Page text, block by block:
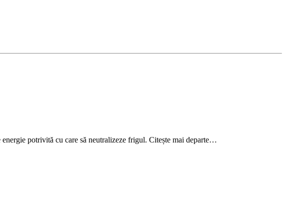
potrivită cu care să neutralizeze frigul. Citește mai departe…